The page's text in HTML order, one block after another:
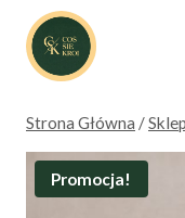
Przejdź
treści
Strona Główna /Sklep
Promocja!